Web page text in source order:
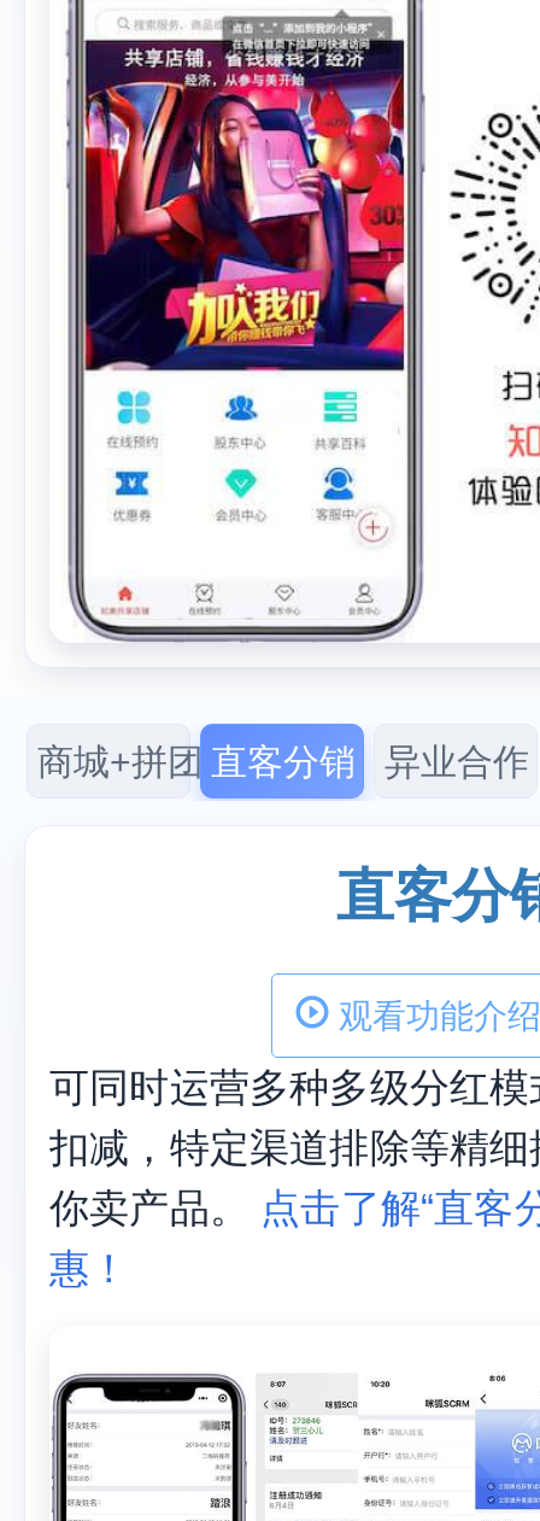
等多维度的数据分析，帮
营销闭环。点击了解“美容
惠！
直客分销 异业合作
直客分
可同时运营多种多级分红
扣减，特定渠道排除等精
你卖产品。 点击了解“直客